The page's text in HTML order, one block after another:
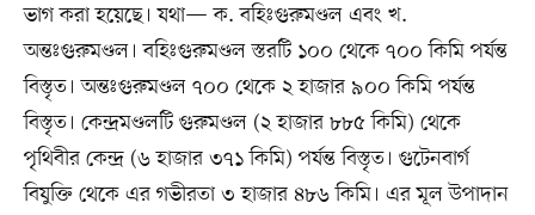
ভাগ করা হয়েছে। যথা— ক. বহিঃগুরুমণ্ডল এবং খ.
অন্তঃগুরুমণ্ডল। বহিঃগুরুমণ্ডল স্তরটি ১০০ থেকে ৭০০ কিমি পর্যন্ত
বিস্তৃত। অন্তঃগুরুমণ্ডল ৭০০ থেকে ২ হাজার ৯০০ কিমি পর্যন্ত
বিস্তৃত। কেন্দ্রমণ্ডলটি গুরুমণ্ডল (২ হাজার ৮৮৫ কিমি) থেকে
পৃথিবীর কেন্দ্র (৬ হাজার ৩৭১ কিমি) পর্যন্ত বিস্তৃত। গুটেনবার্গ
বিযুক্তি থেকে এর গভীরতা ৩ হাজার ৪৮৬ কিমি। এর মূল উপাদান